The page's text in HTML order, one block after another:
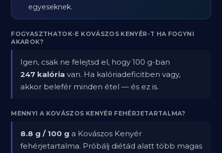
egyeseknek.
FOGYASZTHATOK-E KOVÁSZOS KENYÉR-T HA FOGYNI
AKAROK?
Igen, csak ne felejtsd el, hogy 100 g-ban
247 kalória van. Ha kalóriadeficitben vagy,
akkor belefér minden étel — és ez is.
MENNYI A KOVÁSZOS KENYÉR FEHÉRJETARTALMA?
8.8 g / 100 g a Kovászos Kenyér
fehérjetartalma. Próbálj diétád alatt több magas